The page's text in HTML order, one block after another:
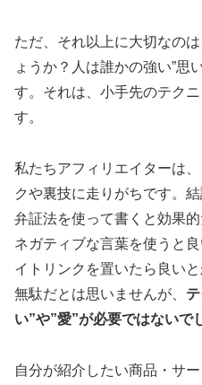
ただ、それ以上に大切なのは
ょうか？人は誰かの強い”思
す。それは、小手先のテク
す。
私たちアフィリエイターは
クや裏技に走りがちです。
弁証法を使って書くと効果
ネガティブな言葉を使うと
イトリンクを置いたら良い
無駄だとは思いませんが、
い”や”愛”が必要ではないで
自分が紹介したい商品・サ